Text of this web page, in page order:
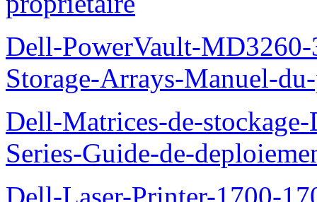
Dell-PowerVault-
Storage-Arrays-Manuel-
Dell-Matrices-de-
Series-Guide-de-